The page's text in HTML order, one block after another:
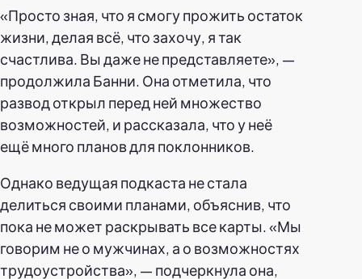
«Просто зная, что я смогу прожить остаток
жизни, делая всё, что захочу, я так
счастлива. Вы даже не представляете», —
продолжила Банни. Она отметила, что
развод открыл перед ней множество
возможностей, и рассказала, что у неё
ещё много планов для поклонников.
Однако ведущая подкаста не стала
делиться своими планами, объяснив, что
пока не может раскрывать все карты. «Мы
говорим не о мужчинах, а о возможностях
трудоустройства», — подчеркнула она,